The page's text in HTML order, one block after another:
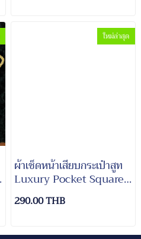
ใหม่ล่าสุด
ผ้าเช็ดหน้าเสียบกระเป๋าสูท
Luxury Pocket Square
Suit#1
290.00 THB